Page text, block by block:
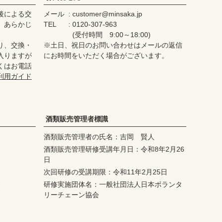
による交
あらかじ
交換・
りますが
はお電話
用ガイド
メール
customer@minsaka.jp
TEL
0120-307-963
(受付時間 9:00～18:00)
※土日、祝日のお問い合わせはメールの返信
にお時間をいただく場合がございます。
酒類販売管理者標識
酒類販売管理者の氏名：吉岡 賢人
酒類販売管理研修受講年月日：令和8年2月26
日
次回研修の受講期限：令和11年2月25日
研修実施団体名：一般社団法人日本ボランタ
リーチェーン協会